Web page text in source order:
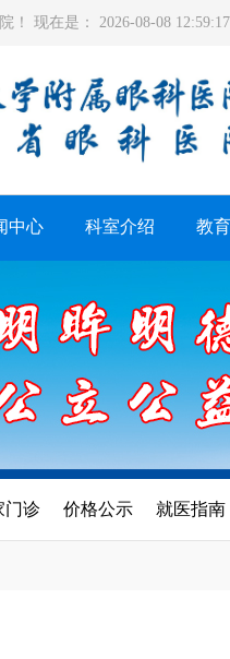
！ 现在是： 2026-08-08
中心 科室介绍 教
门诊 价格公示 就医指南